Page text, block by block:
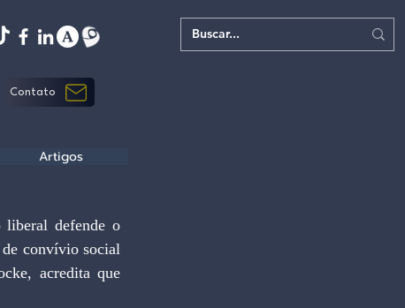
Contato
defende o
de convívio social
acredita que
Artigos